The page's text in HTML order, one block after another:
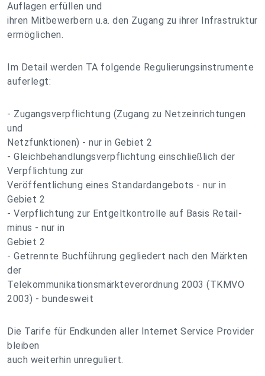
Auflagen erfüllen und
ihren Mitbewerbern u.a. den Zugang zu ihrer Infrastruktur
ermöglichen.
Im Detail werden TA folgende Regulierungsinstrumente
auferlegt:
- Zugangsverpflichtung (Zugang zu Netzeinrichtungen
und
Netzfunktionen) - nur in Gebiet 2
- Gleichbehandlungsverpflichtung einschließlich der
Verpflichtung zur
Veröffentlichung eines Standardangebots - nur in
Gebiet 2
- Verpflichtung zur Entgeltkontrolle auf Basis Retail-
minus - nur in
Gebiet 2
- Getrennte Buchführung gegliedert nach den Märkten
der
Telekommunikationsmärkteverordnung 2003 (TKMVO
2003) - bundesweit
Die Tarife für Endkunden aller Internet Service Provider
bleiben
auch weiterhin unreguliert.